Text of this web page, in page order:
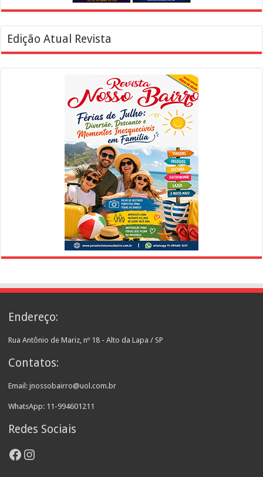
Edição Atual Revista
Endereço:
Rua Antônio de Mariz, nº 18 - Alto da Lapa / SP
Contatos:
Email: jnossobairro@uol.com.br
WhatsApp: 11-994601211
Redes Sociais
Facebook
Instagram